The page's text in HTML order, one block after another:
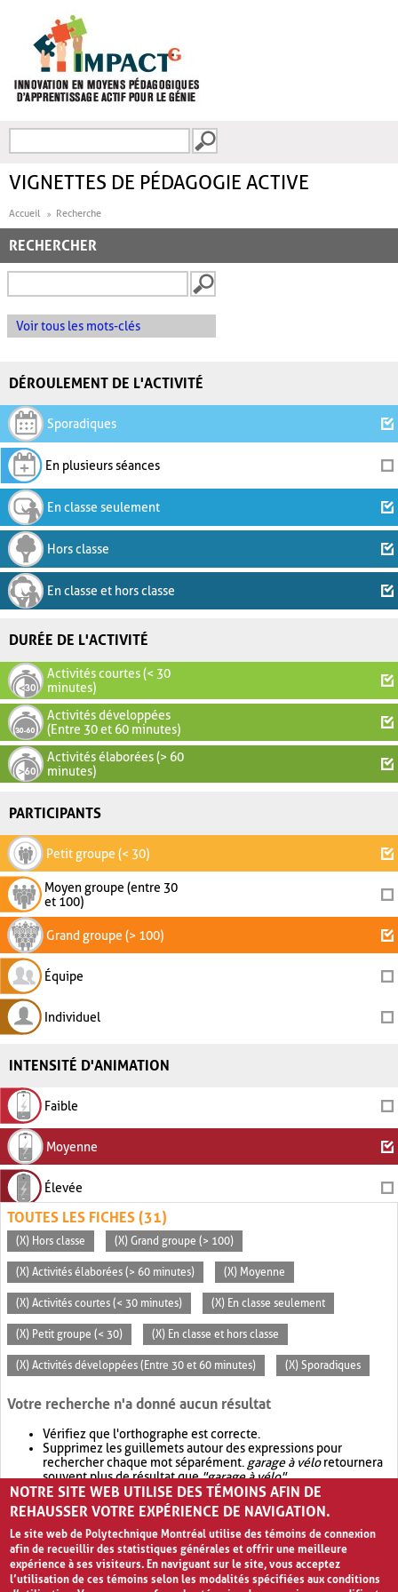
FORMULAIRE DE
VIGNETTES DE PÉDAGOGIE ACTIVE
Accueil Recherche
RECHERCHER
Voir tous les mots-clés
DÉROULEMENT DE L'ACTIVITÉ
Sporadiques
En plusieurs séances
En classe seulement
Hors classe
En classe et hors classe
DURÉE DE L'ACTIVITÉ
Activités courtes (< 30
minutes)
Activités développées
(Entre 30 et 60 minutes)
Activités élaborées (> 60
minutes)
PARTICIPANTS
Petit groupe (< 30)
Moyen groupe (entre 30
et 100)
Grand groupe (> 100)
Équipe
Individuel
INTENSITÉ D'ANIMATION
Faible
Moyenne
Élevée
TOUTES LES FICHES (31)
(X) Hors classe (X) Grand groupe (> 100)
(X) Activités élaborées (> 60 minutes) (X) Moyenne
(X) Activités courtes (< 30 minutes) (X) En classe seulement
(X) Petit groupe (< 30) (X) En classe et hors classe
(X) Activités développées (Entre 30 et 60 minutes) (X) Sporadiques
Votre recherche n'a donné aucun résultat
Vérifiez que l'orthographe est correcte.
Supprimez les guillemets autour des expressions pour
rechercher chaque mot séparément. garage à véloretournera
souvent plus de résultat que"garage à vélo".
Envisagez d'élargir votre recherche avec OR.garage OR vélo
retournera souvent plus de résultat quegarage à vélo
NOTRE SITE WEB UTILISE DES TÉMOINS AFIN DE
REHAUSSER VOTRE EXPÉRIENCE DE NAVIGATION.
Le site web de Polytechnique Montréal utilise des témoins de connexion
afin de recueillir des statistiques générales et offrir une meilleure
expérience à ses visiteurs. En naviguant sur le site, vous acceptez
l’utilisation de ces témoins selon les modalités spécifiées aux conditions